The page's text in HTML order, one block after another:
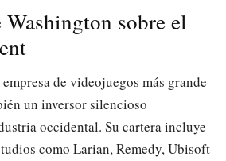
sobre el
de videojuegos más grande
un inversor silencioso
occidental. Su cartera incluye
como Larian, Remedy, Ubisoft